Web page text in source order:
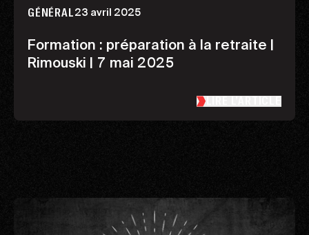
GÉNÉRAL23 avril 2025
Formation : préparation à la retraite |
Rimouski | 7 mai 2025